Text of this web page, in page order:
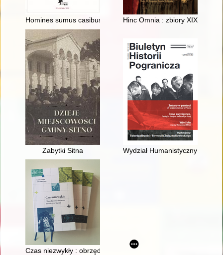
Homines sumus casibus subiacentes" : kilka uwag o "Historia
Hinc Omnia : zbiory XIX-
Zabytki Sitna Wydział Humanistyczny
Czas niezwykły : obrzędowość doroczna na Górnym Śląsku